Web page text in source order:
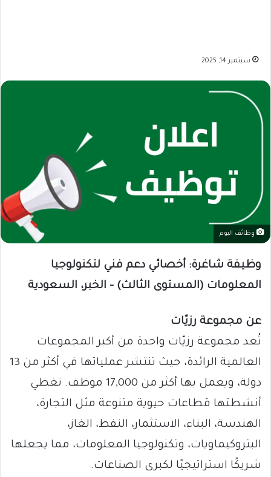
سبتمبر 14, 2025
وظائف اليوم
وظيفة شاغرة: أخصائي دعم فني لتكنولوجيا
المعلومات (المستوى الثالث) – الخبر، السعودية
عن مجموعة رزيّات
تُعد مجموعة رزيّات واحدة من أكبر المجموعات
العالمية الرائدة، حيث تنتشر عملياتها في أكثر من 13
دولة، ويعمل بها أكثر من 17,000 موظف. تغطي
أنشطتها قطاعات حيوية متنوعة مثل التجارة،
الهندسة، البناء، الاستثمار، النفط، الغاز،
البتروكيماويات، وتكنولوجيا المعلومات، مما يجعلها
شريكًا استراتيجيًا لكبرى الصناعات.